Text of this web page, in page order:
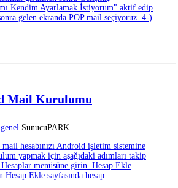
Kendim Ayarlamak İstiyorum" aktif edip
gelen ekranda POP mail seçiyoruz. 4-)
Mail Kurulumu
genel SunucuPARK
hesabınızı Android işletim sistemine
yapmak için aşağıdaki adımları takip
menüsüne girin. Hesap Ekle
Ekle sayfasında hesap...